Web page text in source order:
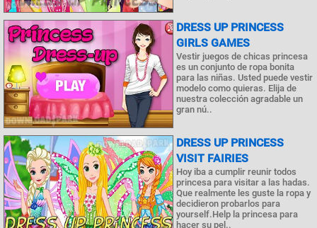
DRESS UP PRINCESS
GIRLS GAMES
Vestir juegos de chicas princesa
es un conjunto de ropa bonita
para las niñas. Usted puede vestir
modelo como quieras. Elija de
nuestra colección agradable un
gran nú..
DRESS UP PRINCESS
VISIT FAIRIES
Hoy iba a cumplir reunir todos
princesa para visitar a las hadas.
Que realmente les guste la ropa y
decidieron probarlos para
yourself.Help la princesa para
hacer su pel..